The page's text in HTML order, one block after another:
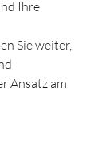
Ihre
Sie weiter,
Ansatz am